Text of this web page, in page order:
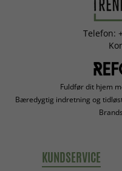
Telefon:
Fuldfør dit hjem
Bæredygtig indretning og
KUNDSERVICE